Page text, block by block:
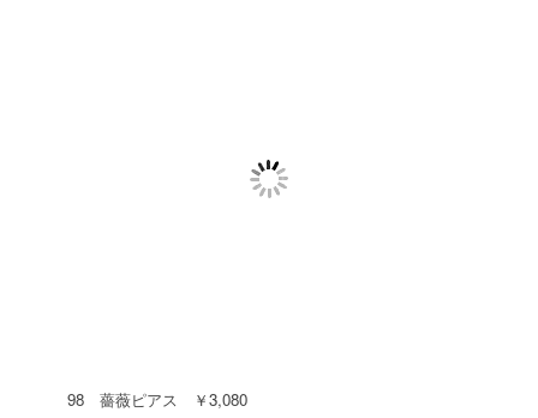
98 薔薇ピアス ￥3,080